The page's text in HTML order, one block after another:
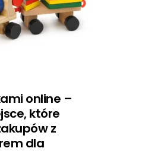
online –
które
z
dla